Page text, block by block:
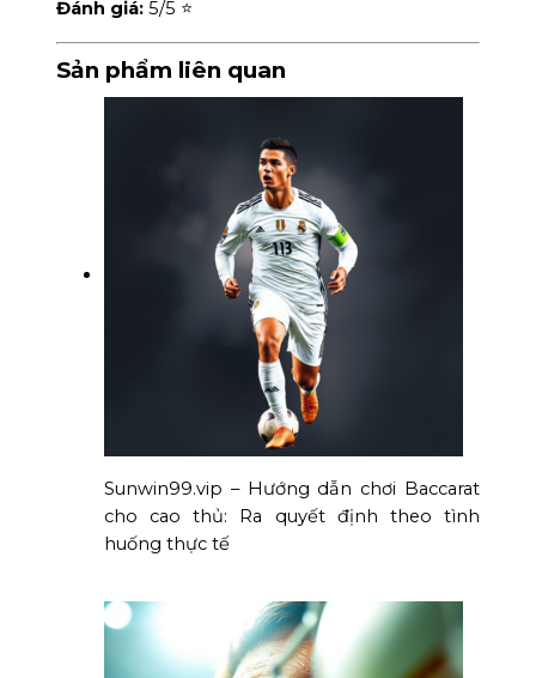
Đánh giá: 5/5 ⭐
Sản phẩm liên quan
Sunwin99.vip – Hướng dẫn chơi Baccarat
cho cao thủ: Ra quyết định theo tình
huống thực tế